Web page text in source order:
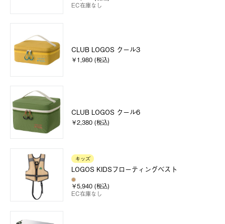
EC在庫なし
CLUB LOGOS クール3
￥1,980 (税込)
CLUB LOGOS クール6
￥2,380 (税込)
キッズ
LOGOS KIDSフローティングベスト
￥5,940 (税込)
EC在庫なし